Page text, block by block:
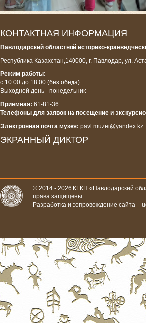
КОНТАКТНАЯ ИНФОРМАЦИЯ
Павлодарский областной историко-
Республика Казахстан, 140000, г. Павлодар, ул.
Режим работы:
с 10:00 до 18:00 (без обеда)
Выходной день - понедельник
Приемная: 61-81-36
Телефоны для заявок на посещение и
Электронная почта музея: pavl.muzei@yandex.kz
ЭКРАННЫЙ ДИКТОР
© 2014 - 2026 КГКП «Павлодарский
права защищены.
Разработка и сопровождение сайта –